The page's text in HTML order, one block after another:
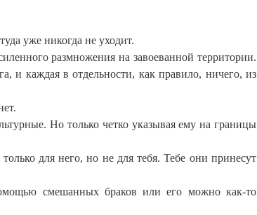
уже никогда не уходит.
размножения на завоеванной территории.
и каждая в отдельности, как правило, ничего, из
Но только четко указывая ему на границы
для него, но не для тебя. Тебе они принесут
смешанных браков или его можно как-то